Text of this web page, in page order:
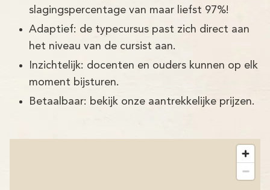
slagingspercentage van maar liefst 97%!
Adaptief: de typecursus past zich direct aan
het niveau van de cursist aan.
Inzichtelijk: docenten en ouders kunnen op elk
moment bijsturen.
Betaalbaar: bekijk onze aantrekkelijke prijzen.